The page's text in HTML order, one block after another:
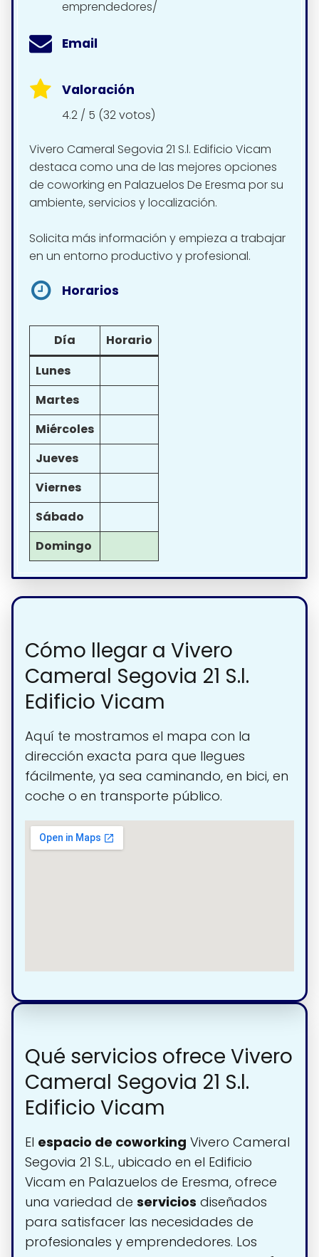
emprendedores/
Email
Valoración
4.2 / 5 (32 votos)
Vivero Cameral Segovia 21 S.l. Edificio Vicam
destaca como una de las mejores opciones
de coworking en Palazuelos De Eresma por su
ambiente, servicios y localización.
Solicita más información y empieza a trabajar
en un entorno productivo y profesional.
Horarios
Día
Horario
Lunes
Martes
Miércoles
Jueves
Viernes
Sábado
Domingo
Cómo llegar a Vivero
Cameral Segovia 21 S.l.
Edificio Vicam
Aquí te mostramos el mapa con la
dirección exacta para que llegues
fácilmente, ya sea caminando, en bici, en
coche o en transporte público.
Qué servicios ofrece Vivero
Cameral Segovia 21 S.l.
Edificio Vicam
El espacio de coworking Vivero Cameral
Segovia 21 S.L., ubicado en el Edificio
Vicam en Palazuelos de Eresma, ofrece
una variedad de servicios diseñados
para satisfacer las necesidades de
profesionales y emprendedores. Los